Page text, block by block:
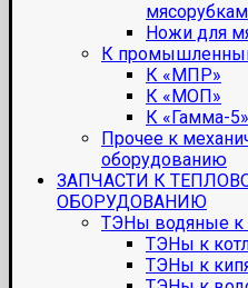
мясорубкам
Ножи для
К
К «МПР»
К «МОП»
К «Гамма-5»
Прочее к
оборудованию
ЗАПЧАСТИ К
ОБОРУДОВАНИЮ
ТЭНы водяные к
ТЭНы к
ТЭНы к